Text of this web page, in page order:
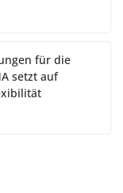
für die
setzt auf